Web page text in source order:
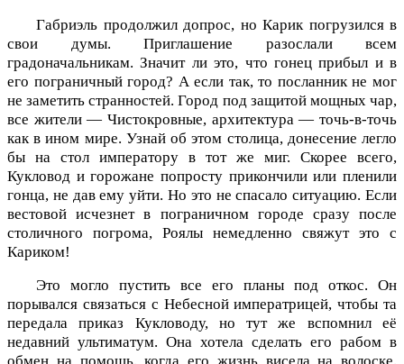
Габриэль продолжил допрос, но Карик погрузился в
свои думы. Приглашение разослали всем
градоначальникам. Значит ли это, что гонец прибыл и в
его пограничный город? А если так, то посланник не мог
не заметить странностей. Город под защитой мощных чар,
все жители — Чистокровные, архитектура — точь-в-точь
как в ином мире. Узнай об этом столица, донесение легло
бы на стол императору в тот же миг. Скорее всего,
Кукловод и горожане попросту прикончили или пленили
гонца, не дав ему уйти. Но это не спасало ситуацию. Если
вестовой исчезнет в пограничном городе сразу после
столичного погрома, Роялы немедленно свяжут это с
Кариком!
Это могло пустить все его планы под откос. Он
порывался связаться с Небесной императрицей, чтобы та
передала приказ Кукловоду, но тут же вспомнил её
недавний ультиматум. Она хотела сделать его рабом в